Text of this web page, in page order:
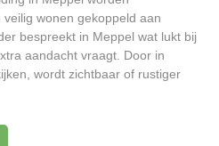
wonen gekoppeld aan
bespreekt in Meppel wat lukt bij
aandacht vraagt. Door in
wordt zichtbaar of rustiger